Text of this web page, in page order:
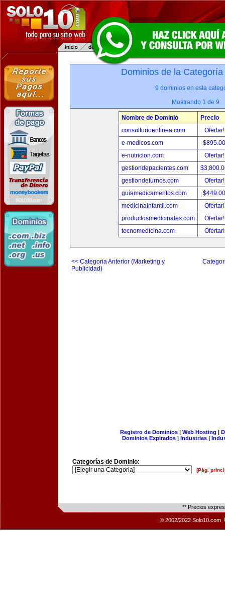
Dominios de la
9 dominios en esta
Mostrando 1 de 9
Nombre de Dominio
Precio
consultorioenlinea.com
e-medicos.com
e-nutricion.com
gestiondepacientes.com
gestiondeturnos.com
guiamedicamentos.com
medicinainfantil.com
productosmedicinales.com
tecnomedicina.com
<< Categoria Anterior (Marketing y
Publicidad)
Registro de Dominios| Web Hosting |
Dominios Expirados | Industrias |
Categorías de Dominio:
[Pág.
** Precios
© 2002/2022 Solo10.com